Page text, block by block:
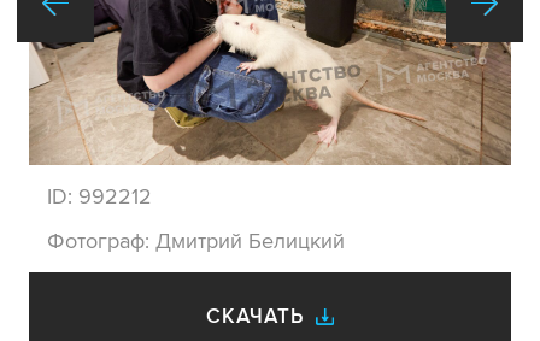
ID: 992212
Фотограф: Дмитрий Белицкий
СКАЧАТЬ